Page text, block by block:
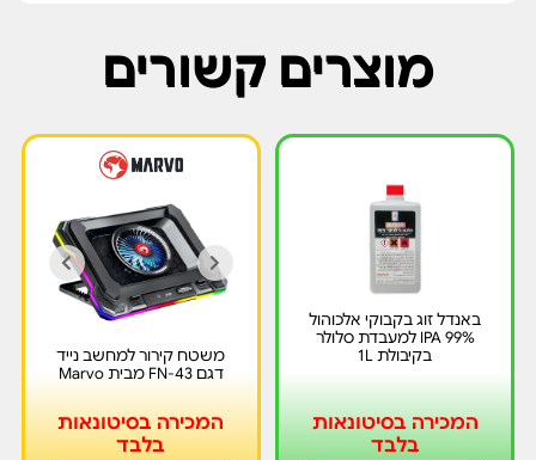
מוצרים קשורים
באנדל זוג בקבוקי אלכוהול
99% IPA למעבדת סלולר
בקיבולת 1L
המכירה בסיטונאות
בלבד
משטח קירור למחשב נייד
דגם FN-43 מבית Marvo
המכירה בסיטונאות
בלבד